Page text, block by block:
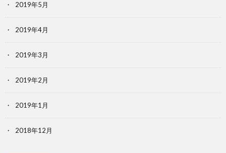
2019年5月
2019年4月
2019年3月
2019年2月
2019年1月
2018年12月